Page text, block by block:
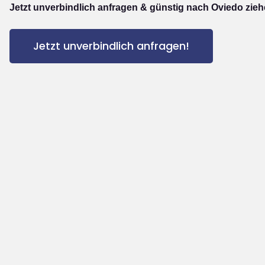
Jetzt unverbindlich anfragen & günstig nach Oviedo
Jetzt unverbindlich anfragen!